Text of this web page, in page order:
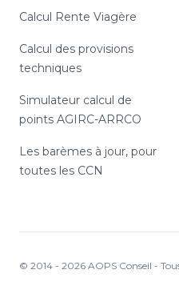
Calcul Rente Viagère
Calcul des provisions
techniques
Simulateur calcul de
points AGIRC-ARRCO
Les barèmes à jour, pour
toutes les CCN
© 2014 - 2026 AOPS Conseil -